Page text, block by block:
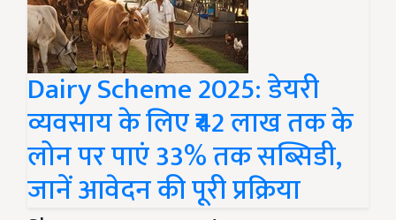
Dairy Scheme 2025: डेयरी
व्यवसाय के लिए ₹42 लाख तक के
लोन पर पाएं 33% तक सब्सिडी,
जानें आवेदन की पूरी प्रक्रिया